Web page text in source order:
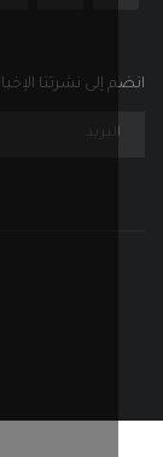
إلى نشرتنا الإخبارية